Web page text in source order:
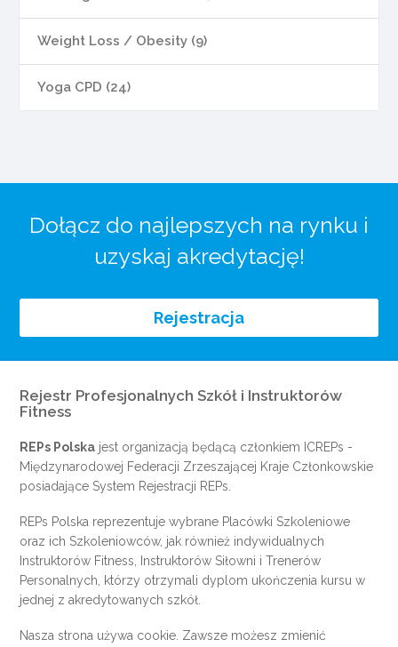
Weight Loss / Obesity (9)
Yoga CPD (24)
Dołącz do najlepszych na rynku i
uzyskaj akredytację!
Rejestracja
Rejestr Profesjonalnych Szkół i Instruktorów
Fitness
REPs Polska jest organizacją będącą członkiem ICREPs -
Międzynarodowej Federacji Zrzeszającej Kraje Członkowskie
posiadające System Rejestracji REPs.
REPs Polska reprezentuje wybrane Placówki Szkoleniowe
oraz ich Szkoleniowców, jak również indywidualnych
Instruktorów Fitness, Instruktorów Siłowni i Trenerów
Personalnych, którzy otrzymali dyplom ukończenia kursu w
jednej z akredytowanych szkół.
Nasza strona używa cookie. Zawsze możesz zmienić